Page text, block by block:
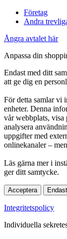
Företag
Andra
Ångra avtalet här
Anpassa din
Endast med ditt
att ge dig en
För detta samlar vi
enheter. Denna
vår webbplats, visa
analysera
uppgifter med
onlinekanaler –
Läs gärna mer i
ger ditt samtycke.
Acceptera
Integritetspolicy
Individuella